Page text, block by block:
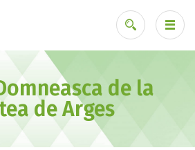
Ai uitat parola?
de la
de Arges